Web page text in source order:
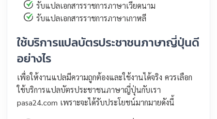
รับแปลเอกสารราชการภาษาเวียดนาม
รับแปลเอกสารราชการภาษาเกาหลี
ใช้บริการแปลบัตรประชาชนภาษาญี่ปุ่นดี
อย่างไร
เพื่อให้งานแปลมีความถูกต้องและใช้งานได้จริง ควรเลือก
ใช้บริการแปลบัตรประชาชนภาษาญี่ปุ่นกับเรา
pasa24.com เพราะจะได้รับประโยชน์มากมายดังนี้